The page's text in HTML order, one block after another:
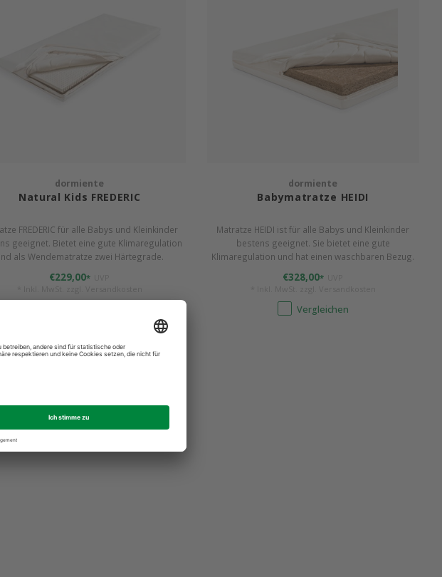
dormiente
Natural Kids FREDERIC
FREDERIC für alle Babys und Kleinkinder
geeignet. Bietet eine gute Klimaregulation
als Wendematratze zwei Härtegrade.
€229,00*
dormiente
Babymatratze HEIDI
Matratze HEIDI ist für alle Babys und Kleinkinder
bestens geeignet. Sie bietet eine gute
Klimaregulation und hat einen waschbaren Bezug.
€328,00*
Vergleichen